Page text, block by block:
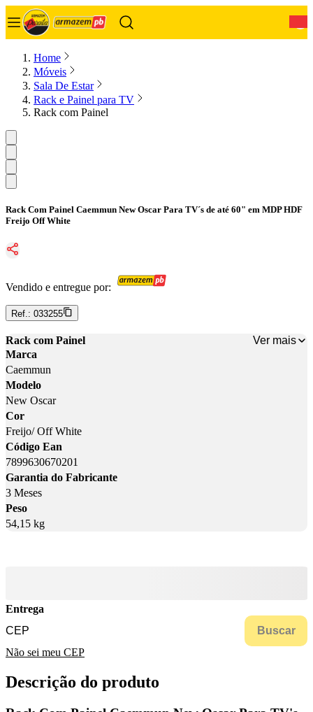
Home
Móveis
Sala De Estar
Rack e Painel para TV
Rack com Painel
Rack Com Painel Caemmun New Oscar Para TV´s de até 60" em MDP HDF
Freijo Off White
Vendido e entregue por:
Ref.: 033255
Rack com Painel
Ver mais
Marca
Caemmun
Modelo
New Oscar
Cor
Freijo/ Off White
Código Ean
7899630670201
Garantia do Fabricante
3 Meses
Peso
54,15 kg
Entrega
Buscar
Não sei meu CEP
Descrição do produto